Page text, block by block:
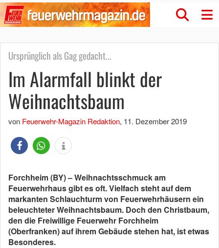
Ursprünglich als Gag gedacht...
Im Alarmfall blinkt der
Weihnachtsbaum
von Feuerwehr-Magazin Redaktion, 11. Dezember 2019
Forchheim (BY) – Weihnachtsschmuck am
Feuerwehrhaus gibt es oft. Vielfach steht auf dem
markanten Schlauchturm von Feuerwehrhäusern ein
beleuchteter Weihnachtsbaum. Doch den Christbaum,
den die Freiwillige Feuerwehr Forchheim
(Oberfranken) auf ihrem Gebäude stehen hat, ist etwas
Besonderes.